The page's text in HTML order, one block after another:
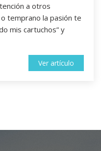
a otros
temprano la pasión te
mis cartuchos” y
Ver artículo